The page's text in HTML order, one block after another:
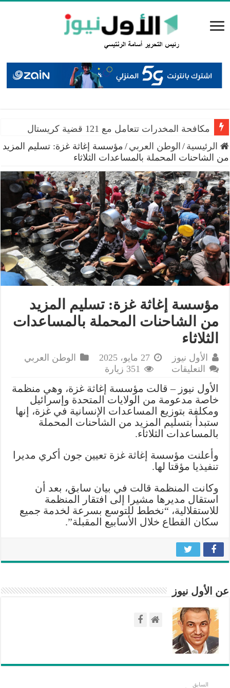
مكافحة المخدرات تتعامل مع 121 قضية كريستال
الرئيسية / الوطن العربي / مؤسسة إغاثة غزة: تسليم المزيد
من الشاحنات المحملة بالمساعدات الثلاثاء
مؤسسة إغاثة غزة: تسليم المزيد
من الشاحنات المحملة بالمساعدات
الثلاثاء
الأول نيوز 27 مايو، 2025
الوطن العربي
التعليقات
إغاثة
غزة:
تسليم
المزيد
من
المحملة
بالمساعدات
الثلاثاء
مغلقة
351 زيارة
الأول نيوز – قالت مؤسسة إغاثة غزة، وهي منظمة
خاصة مدعومة من الولايات المتحدة وإسرائيل
ومكلفة بتوزيع المساعدات الإنسانية في غزة، إنها
ستبدأ بتسليم المزيد من الشاحنات المحملة
بالمساعدات الثلاثاء.
وأعلنت مؤسسة إغاثة غزة تعيين جون أكري مديرا
تنفيذيا مؤقتا لها.
وكانت المنظمة قالت في بيان سابق، بعد أن
استقال مديرها مشيرا إلى افتقار المنظمة
للاستقلالية، “نخطط للتوسع بسرعة لخدمة جميع
سكان القطاع خلال الأسابيع المقبلة”.
عن الأول نيوز
السابق